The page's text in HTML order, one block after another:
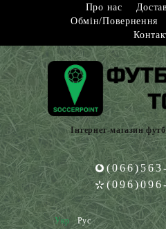
Про нас
Обмін/Повернення
Інтернет-магазин
Укр Рус